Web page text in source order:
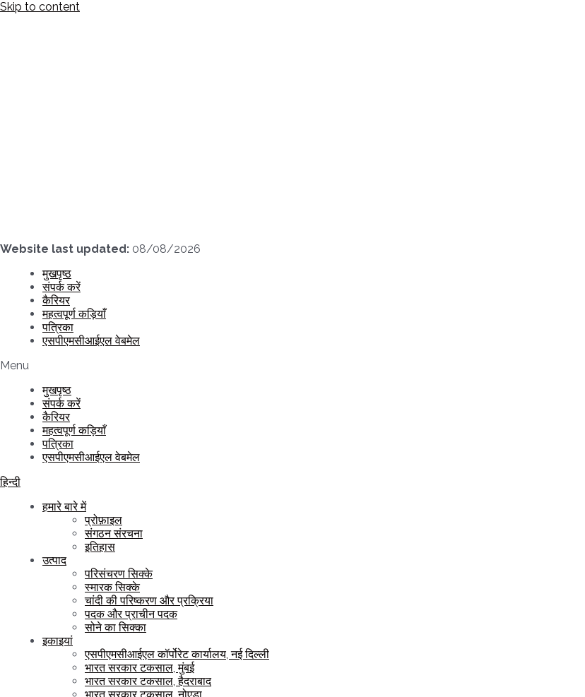
Skip to content
Website last updated: 08/08/2026
मुखपृष्ठ
संपर्क करें
कैरियर
महत्वपूर्ण कड़ियाँ
पत्रिका
एसपीएमसीआईएल वेबमेल
Menu
मुखपृष्ठ
संपर्क करें
कैरियर
महत्वपूर्ण कड़ियाँ
पत्रिका
एसपीएमसीआईएल वेबमेल
हिन्दी
हमारे बारे में
प्रोफ़ाइल
संगठन संरचना
इतिहास
उत्पाद
परिसंचरण सिक्के
स्मारक सिक्के
चांदी की परिष्करण और प्रक्रिया
पदक और प्राचीन पदक
सोने का सिक्का
इकाइयां
एसपीएमसीआईएल कॉर्पोरेट कार्यालय, नई दिल्ली
भारत सरकार टकसाल, मुंबई
भारत सरकार टकसाल, हैदराबाद